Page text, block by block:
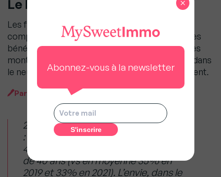
Le PTZ : un coup de pouce
Les femmes peuvent compter sur le PTZ pour
compléter leur financement, bien que la part des
bénéficiaires soit équivalente aux hommes et les
montants très proches. Le recentrage du PTZ dans
le neuf en zone tendue ne joue pas favorablement.
Par MySweet Newsroom
2020 constitue une année particulière
: les femmes représentent plus de
40% des emprunteurs solos de plus
de 40 ans (vs en moyenne 35% en
2019 et 33% en 2021). L’envie, dans le
Abonnez-vous à la newsletter
×